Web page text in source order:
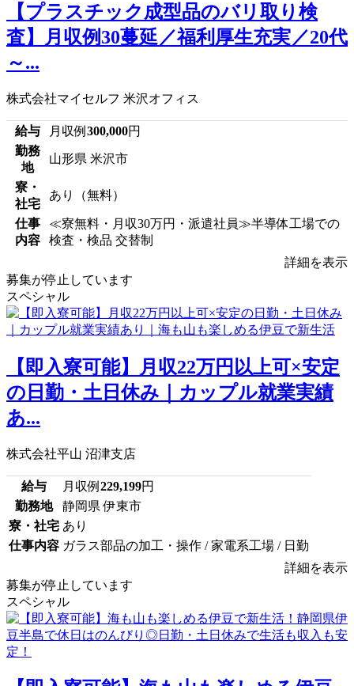
【プラスチック成型品のバリ取り検
査】月収例30蔓延／福利厚生充実／20代
～...
株式会社マイセルフ 米沢オフィス
給与 月収例 300,000円
勤務
地
山形県 米沢市
寮・
社宅
あり（無料）
仕事
内容
≪寮無料・月収30万円・派遣社員≫半導体工場での
検査・検品 交替制
詳細を表示
募集が停止しています
スペシャル
【即入寮可能】月収22万円以上可×安定
の日勤・土日休み｜カップル就業実績
あ...
株式会社平山 沼津支店
給与 月収例 229,199円
勤務地
静岡県 伊東市
寮・社宅 あり
仕事内容 ガラス部品の加工・操作 / 家電系工場 / 日勤
詳細を表示
募集が停止しています
スペシャル